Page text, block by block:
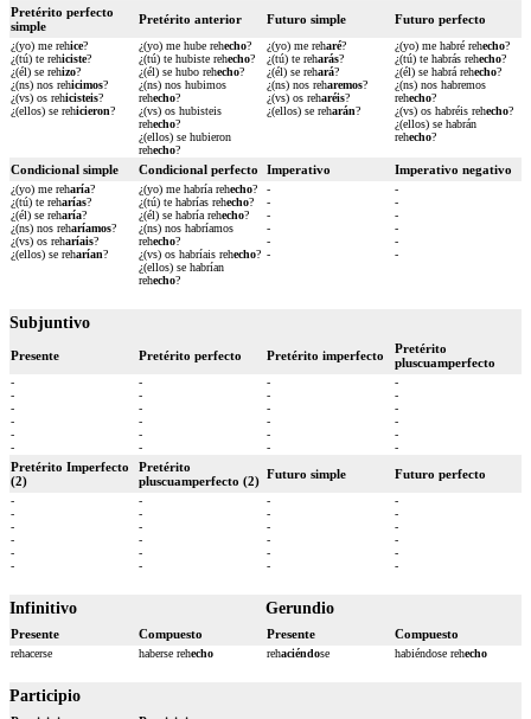
Pretérito perfecto
simple
Pretérito anterior Futuro simple Futuro perfecto
¿(yo) me rehice?
¿(tú) te rehiciste?
¿(él) se rehizo?
¿(ns) nos rehicimos?
¿(vs) os rehicisteis?
¿(ellos) se rehicieron?
¿(yo) me hube rehecho?
¿(tú) te hubiste rehecho?
¿(él) se hubo rehecho?
¿(ns) nos hubimos
rehecho?
¿(vs) os hubisteis
rehecho?
¿(ellos) se hubieron
rehecho?
¿(yo) me reharé?
¿(tú) te reharás?
¿(él) se rehará?
¿(ns) nos reharemos?
¿(vs) os reharéis?
¿(ellos) se reharán?
¿(yo) me habré rehecho?
¿(tú) te habrás rehecho?
¿(él) se habrá rehecho?
¿(ns) nos habremos
rehecho?
¿(vs) os habréis rehecho?
¿(ellos) se habrán
rehecho?
Condicional simple Condicional perfecto Imperativo Imperativo negativo
¿(yo) me reharía?
¿(tú) te reharías?
¿(él) se reharía?
¿(ns) nos reharíamos?
¿(vs) os reharíais?
¿(ellos) se reharían?
¿(yo) me habría rehecho?
¿(tú) te habrías rehecho?
¿(él) se habría rehecho?
¿(ns) nos habríamos
rehecho?
¿(vs) os habríais rehecho?
¿(ellos) se habrían
rehecho?
-
-
-
-
-
-
-
-
-
-
-
-
Subjuntivo
Presente Pretérito perfecto Pretérito imperfecto
Pretérito
pluscuamperfecto
-
-
-
-
-
-
-
-
-
-
-
-
-
-
-
-
-
-
-
-
-
-
-
-
Pretérito Imperfecto
(2)
Pretérito
pluscuamperfecto (2) Futuro simple Futuro perfecto
-
-
-
-
-
-
-
-
-
-
-
-
-
-
-
-
-
-
-
-
-
-
-
-
Infinitivo Gerundio
Presente Compuesto Presente Compuesto
rehacerse haberse rehecho rehaciéndose habiéndose rehecho
Participio